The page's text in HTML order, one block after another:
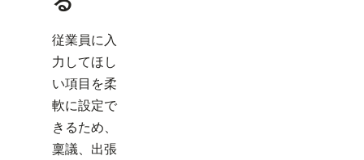
従業員に入
力してほし
い項目を柔
軟に設定で
きるため、
稟議、出張